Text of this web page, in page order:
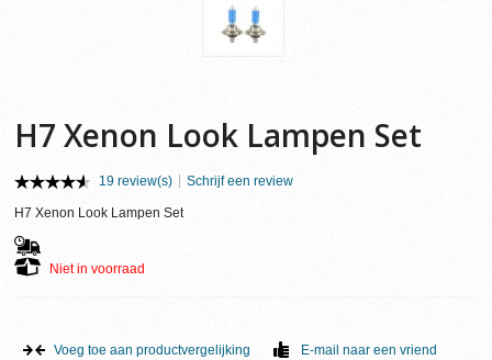
H7 Xenon Look Lampen Set
19 review(s) Schrijf een review
H7 Xenon Look Lampen Set
Niet in voorraad
Voeg toe aan productvergelijking E-mail naar een vriend